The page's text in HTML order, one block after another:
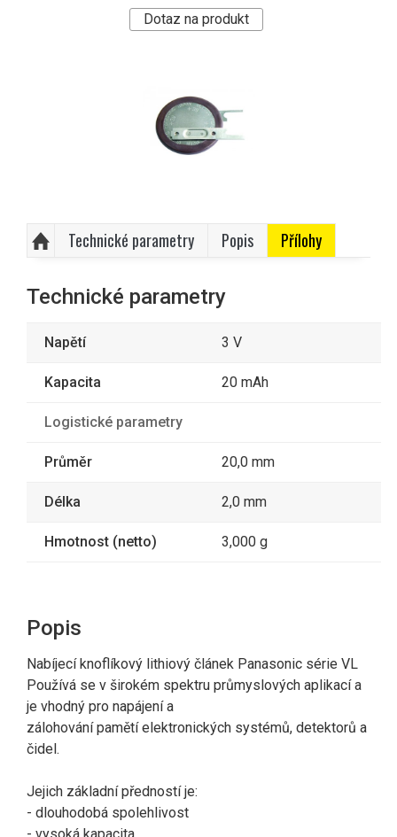
Dotaz na produkt
Technické parametry Popis Přílohy
Technické parametry
Napětí 3 V
Kapacita 20 mAh
Logistické parametry
Průměr 20,0 mm
Délka 2,0 mm
Hmotnost (netto) 3,000 g
Popis
Nabíjecí knoflíkový lithiový článek Panasonic série VL
Používá se v širokém spektru průmyslových aplikací a
je vhodný pro napájení a
zálohování pamětí elektronických systémů, detektorů a
čidel.
Jejich základní předností je:
- dlouhodobá spolehlivost